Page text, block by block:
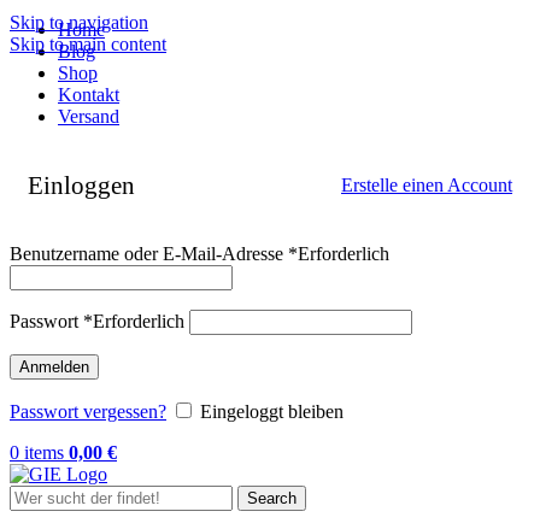
Skip to navigation
Skip to main content
Home
Blog
Shop
Kontakt
Versand
Einloggen Erstelle einen Account
Benutzername oder E-Mail-Adresse *Erforderlich
Passwort *Erforderlich
Anmelden
Passwort vergessen?
Eingeloggt bleiben
0 items 0,00 €
Search